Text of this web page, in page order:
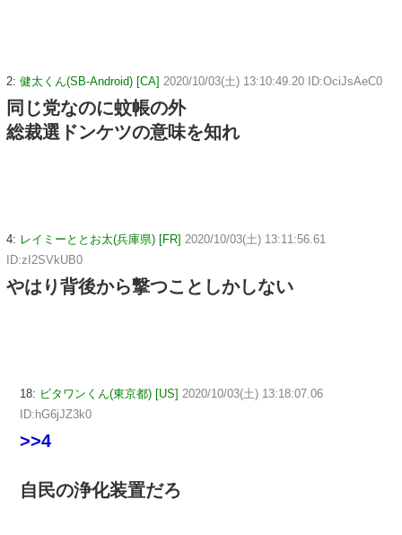
2: 健太くん(SB-Android) [CA] 2020/10/03(土) 13:10:49.20 ID:OciJsAeC0
同じ党なのに蚊帳の外
総裁選ドンケツの意味を知れ
4: レイミーととお太(兵庫県) [FR] 2020/10/03(土) 13:11:56.61
ID:zI2SVkUB0
やはり背後から撃つことしかしない
18: ビタワンくん(東京都) [US] 2020/10/03(土) 13:18:07.06
ID:hG6jJZ3k0
>>4
自民の浄化装置だろ